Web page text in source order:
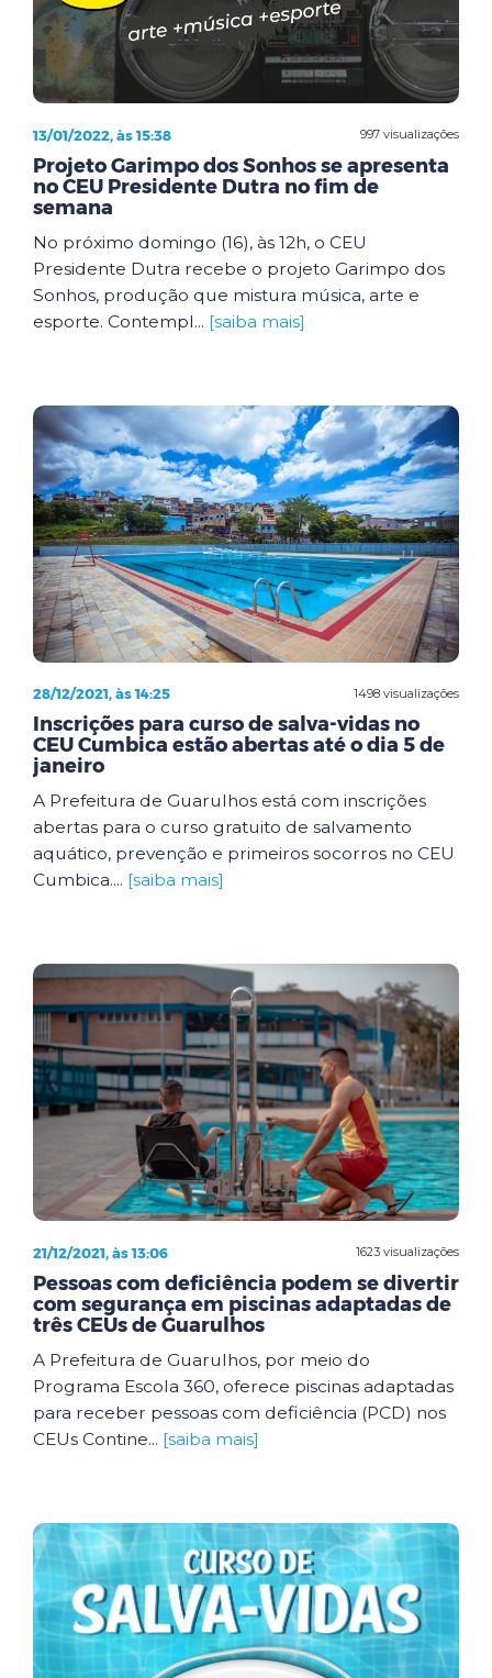
997 visualizações
13/01/2022, às 15:38
Projeto Garimpo dos Sonhos se apresenta
no CEU Presidente Dutra no fim de
semana
No próximo domingo (16), às 12h, o CEU
Presidente Dutra recebe o projeto Garimpo dos
Sonhos, produção que mistura música, arte e
esporte. Contempl... [saiba mais]
1498 visualizações
28/12/2021, às 14:25
Inscrições para curso de salva-vidas no
CEU Cumbica estão abertas até o dia 5 de
janeiro
A Prefeitura de Guarulhos está com inscrições
abertas para o curso gratuito de salvamento
aquático, prevenção e primeiros socorros no CEU
Cumbica.... [saiba mais]
1623 visualizações
21/12/2021, às 13:06
Pessoas com deficiência podem se divertir
com segurança em piscinas adaptadas de
três CEUs de Guarulhos
A Prefeitura de Guarulhos, por meio do
Programa Escola 360, oferece piscinas adaptadas
para receber pessoas com deficiência (PCD) nos
CEUs Contine... [saiba mais]